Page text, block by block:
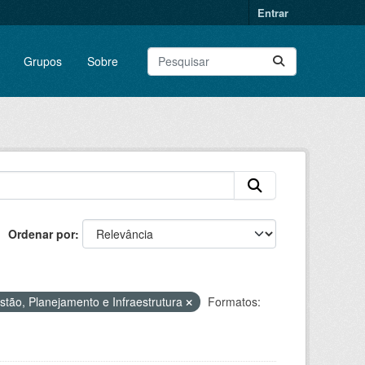
Entrar
Grupos Sobre
Ordenar por
Planejamento e Infraestrutura Formatos: